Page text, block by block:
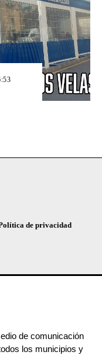
de privacidad
de comunicación
los municipios y